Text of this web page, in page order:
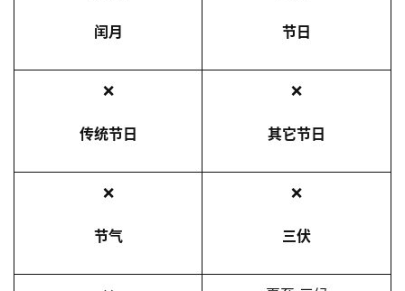
年
日
闰月 节日
❌
传统节日
❌
其它节日
❌
节气
❌
三伏